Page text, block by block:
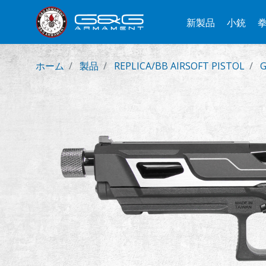
新製品 小銃
ホーム 製品 REPLICA/BB AIRSOFT PISTOL